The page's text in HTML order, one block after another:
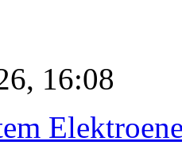
16:08